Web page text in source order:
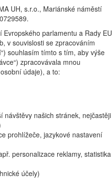
UH, s.r.o., Mariánské náměstí
parlamentu a Rady EU
v souvislosti se zpracováním
souhlasím tímto s tím, aby výše
zpracovávala mnou
údaje), a to:
návštěvy našich stránek, nejčastěji
prohlížeče, jazykové nastavení
personalizace reklamy, statistika
účely)